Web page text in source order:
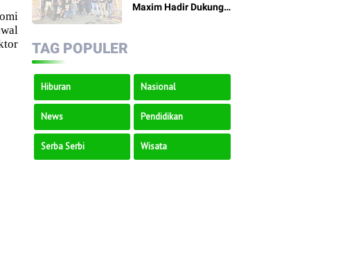
Maxim Hadir Dukung
TAG POPULER
Hiburan Nasional
News Pendidikan
Serba Serbi Wisata